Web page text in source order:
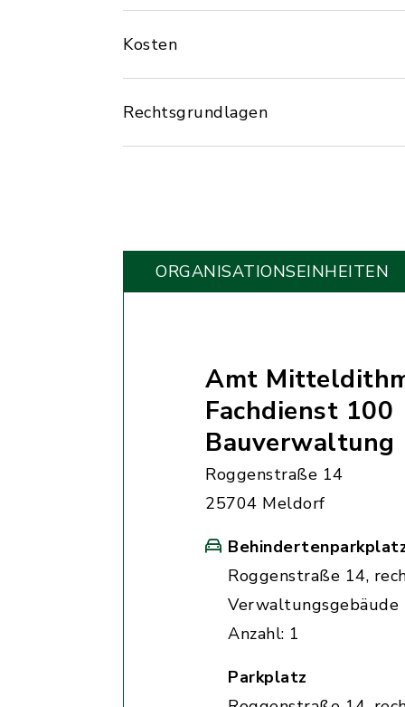
Kosten
Rechtsgrundlagen
ORGANISATIONS­EINHEITEN
Amt
Fachdienst 100
Bauverwaltung
Roggenstraße 14
25704 Meldorf
Roggenstraße 14,
Verwaltungsgebäude
Anzahl: 1
Parkplatz